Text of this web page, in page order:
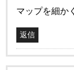
マップを細か
返信